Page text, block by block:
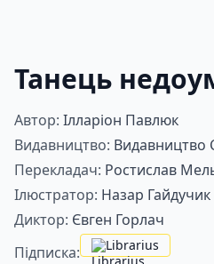
Танець
Автор: Ілларіон Павлюк
Видавництво: Видавництво
Перекладач: Ростислав
Ілюстратор: Назар Гайдучик
Диктор: Євген Горлач
Підписка:
Librarius